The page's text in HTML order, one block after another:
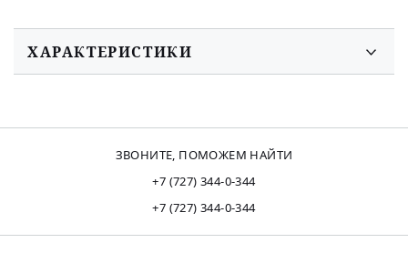
ХАРАКТЕРИСТИКИ
ЗВОНИТЕ, ПОМОЖЕМ НАЙТИ
+7 (727) 344-0-344
+7 (727) 344-0-344